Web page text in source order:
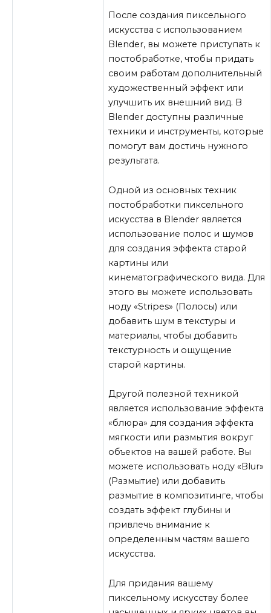
После создания пиксельного
искусства с использованием
Blender, вы можете приступать к
постобработке, чтобы придать
своим работам дополнительный
художественный эффект или
улучшить их внешний вид. В
Blender доступны различные
техники и инструменты, которые
помогут вам достичь нужного
результата.
Одной из основных техник
постобработки пиксельного
искусства в Blender является
использование полос и шумов
для создания эффекта старой
картины или
кинематографического вида. Для
этого вы можете использовать
ноду «Stripes» (Полосы) или
добавить шум в текстуры и
материалы, чтобы добавить
текстурность и ощущение
старой картины.
Другой полезной техникой
является использование эффекта
«блюра» для создания эффекта
мягкости или размытия вокруг
объектов на вашей работе. Вы
можете использовать ноду «Blur»
(Размытие) или добавить
размытие в композитинге, чтобы
создать эффект глубины и
привлечь внимание к
определенным частям вашего
искусства.
Для придания вашему
пиксельному искусству более